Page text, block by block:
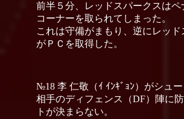
前半５分、レッドスパークスはペ
コーナーを取られてしまった。
これは守備がまもり、逆にレッド
がＰＣを取得した。
№18 李 仁敬（ｲ ｲﾝｷﾞｮﾝ）がシュー
相手のディフェンス（DF）陣に
トが決まらない。